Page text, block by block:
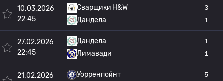
10.03.2026
22:45
Сварщики H&W
Дандела
3
1
27.02.2026
22:45
Дандела
Лимавади
1
1
21.02.2026
Уорренпойнт
5